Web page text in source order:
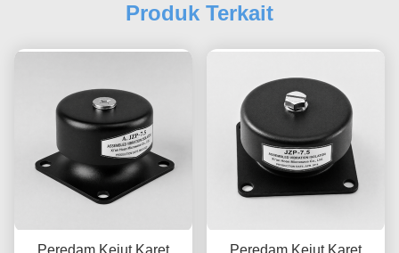
Produk Terkait
Peredam Kejut Karet
Peredam Kejut Karet